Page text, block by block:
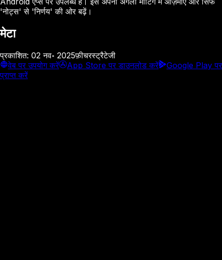
'नोट्स' से 'निर्णय' की ओर बढ़ें।
मेटा
प्रकाशित: 02 नव॰ 2025फ़ीचरस्ट्रैटेजी
वेब पर उपयोग करें
App Store पर डाउनलोड करें
Google Play पर
प्राप्त करें